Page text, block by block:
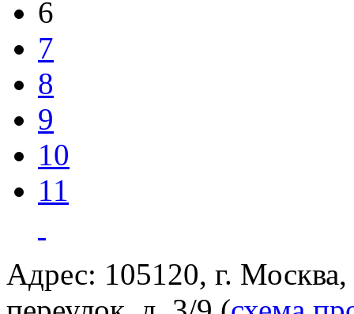
6
7
8
9
10
11
Адрес: 105120, г.